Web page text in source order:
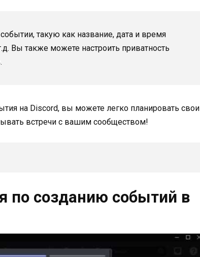
такую как название, дата и время
Вы также можете настроить приватность
на Discord, вы можете легко планировать свои
встречи с вашим сообществом!
по созданию событий в